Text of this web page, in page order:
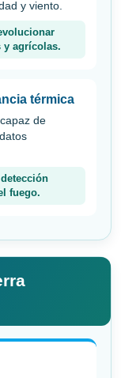
y viento.
y agrícolas.
térmica
de
fuego.